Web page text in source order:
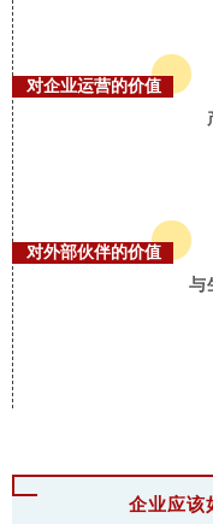
对企业运营的价值
对外部伙伴的价值
与
企业应该